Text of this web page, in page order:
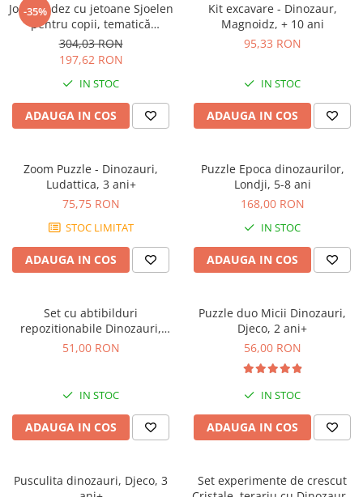
-35%
Joc olandez cu jetoane Sjoelen
pentru copii, tematică
dinozauri, cu săculeț de
depozitare din bumbac, 80
304,03 RON
197,62 RON
IN STOC
ADAUGA IN COS
Kit excavare - Dinozaur,
Magnoidz, + 10 ani
95,33 RON
IN STOC
ADAUGA IN COS
Zoom Puzzle - Dinozauri,
Ludattica, 3 ani+
75,75 RON
STOC LIMITAT
ADAUGA IN COS
Puzzle Epoca dinozaurilor,
Londji, 5-8 ani
168,00 RON
IN STOC
ADAUGA IN COS
Set cu abtibilduri
repozitionabile Dinozauri,
Londji, 3 ani+
51,00 RON
IN STOC
ADAUGA IN COS
Puzzle duo Micii Dinozauri,
Djeco, 2 ani+
56,00 RON
IN STOC
ADAUGA IN COS
Pusculita dinozauri, Djeco, 3
Set experimente de crescut